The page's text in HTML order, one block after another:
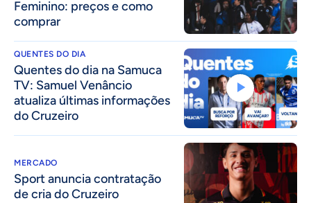
Feminino: preços e como
comprar
QUENTES DO DIA
Quentes do dia na Samuca
TV: Samuel Venâncio
atualiza últimas informações
do Cruzeiro
MERCADO
Sport anuncia contratação
de cria do Cruzeiro